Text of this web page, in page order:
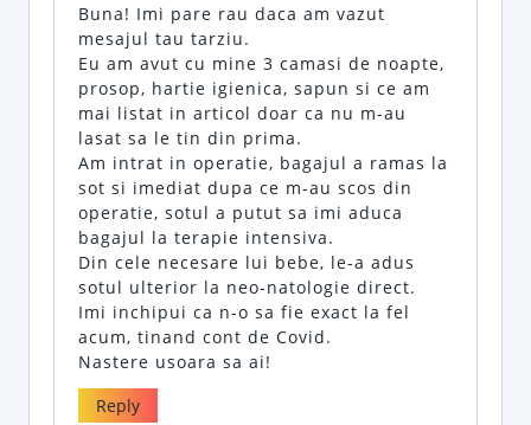
Buna! Imi pare rau daca am vazut
mesajul tau tarziu.
Eu am avut cu mine 3 camasi de noapte,
prosop, hartie igienica, sapun si ce am
mai listat in articol doar ca nu m-au
lasat sa le tin din prima.
Am intrat in operatie, bagajul a ramas la
sot si imediat dupa ce m-au scos din
operatie, sotul a putut sa imi aduca
bagajul la terapie intensiva.
Din cele necesare lui bebe, le-a adus
sotul ulterior la neo-natologie direct.
Imi inchipui ca n-o sa fie exact la fel
acum, tinand cont de Covid.
Nastere usoara sa ai!
Reply